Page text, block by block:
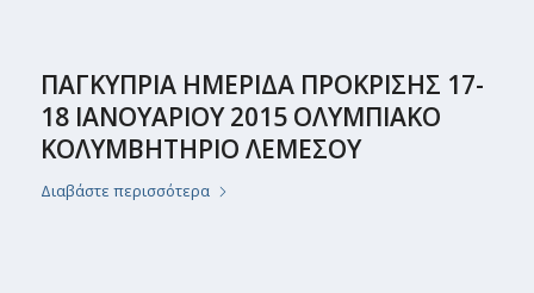
ΠΑΓΚΥΠΡΙΑ ΗΜΕΡΙΔΑ ΠΡΟΚΡΙΣΗΣ 17-
18 ΙΑΝΟΥΑΡΙΟΥ 2015 ΟΛΥΜΠΙΑΚΟ
ΚΟΛΥΜΒΗΤΗΡΙΟ ΛΕΜΕΣΟΥ
Διαβάστε περισσότερα